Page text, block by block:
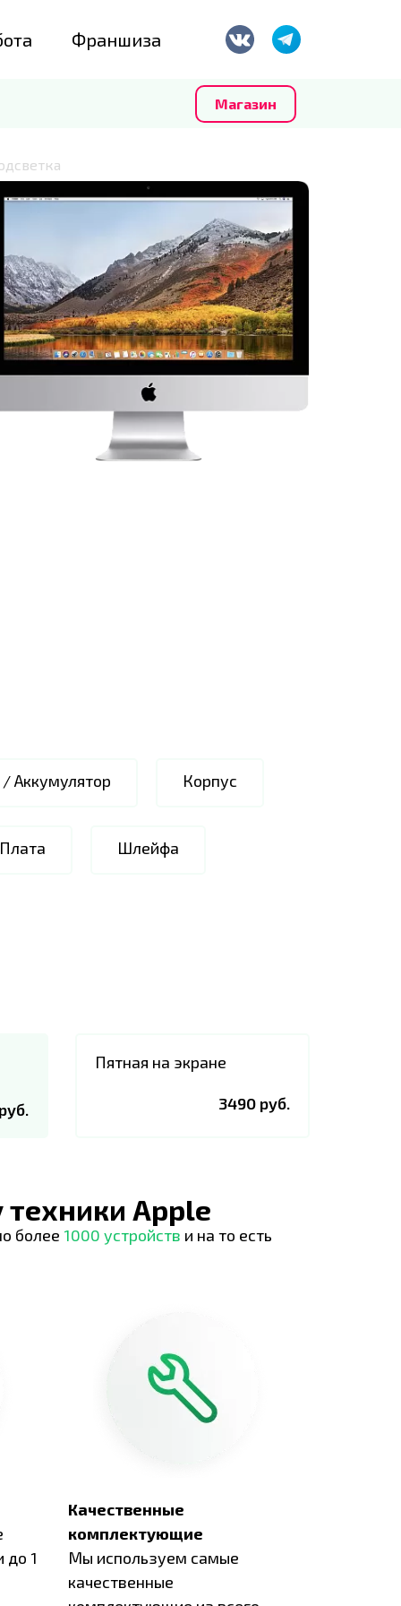
Франшиза
Магазин
Аккумулятор Корпус
Шлейфа
Пятная на экране
3490 руб.
техники Apple
более 1000 устройств и на то есть
до 1
Качественные
комплектующие
Мы используем самые
качественные